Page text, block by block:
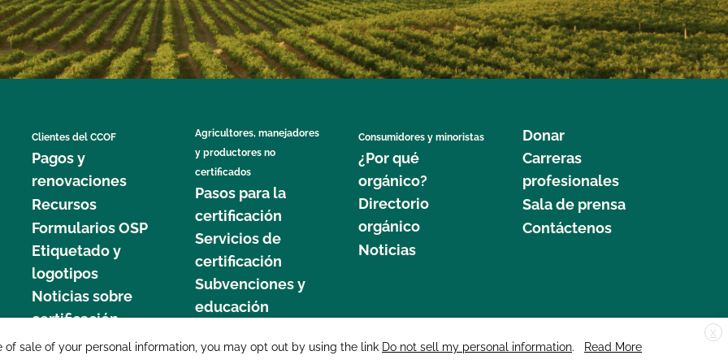
Clientes del CCOF
Pagos y
renovaciones
Recursos
Formularios OSP
Etiquetado y
logotipos
Noticias sobre
certificación
Agricultores, manejadores
y productores no
certificados
Pasos para la
certificación
Servicios de
certificación
Subvenciones y
educación
Consumidores y minoristas
¿Por qué
orgánico?
Directorio
orgánico
Noticias
Donar
Carreras
profesionales
Sala de prensa
Contáctenos
877 Cedar Street, Suite 248, Santa Cruz, CA 95060 © 2025 CCOF.org
X
sale of your personal information, you may opt out by using the link Do not sell my personal information. Read More